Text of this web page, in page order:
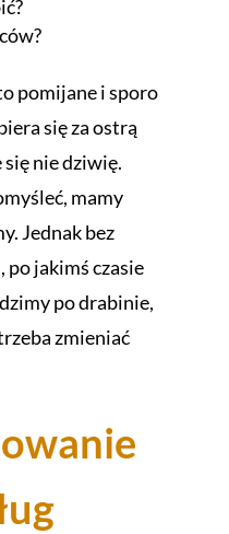
pomijane i sporo
się za ostrą
nie dziwię.
mamy
Jednak bez
jakimś czasie
po drabinie,
zmieniać